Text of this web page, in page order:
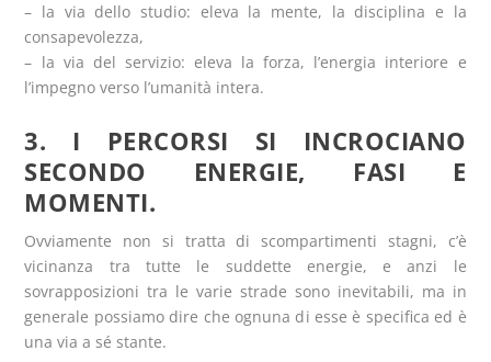
– la via dello studio: eleva la mente, la disciplina e la
consapevolezza,
– la via del servizio: eleva la forza, l’energia interiore e
l’impegno verso l’umanità intera.
3. I PERCORSI SI INCROCIANO
SECONDO ENERGIE, FASI E
MOMENTI.
Ovviamente non si tratta di scompartimenti stagni, c’è
vicinanza tra tutte le suddette energie, e anzi le
sovrapposizioni tra le varie strade sono inevitabili, ma in
generale possiamo dire che ognuna di esse è specifica ed è
una via a sé stante.